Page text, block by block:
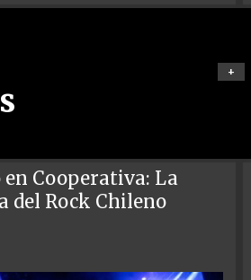
+
Cooperativa: La
del Rock Chileno